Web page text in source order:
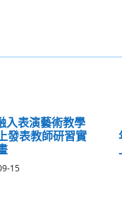
入表演藝術教學
發表教師研習實
15